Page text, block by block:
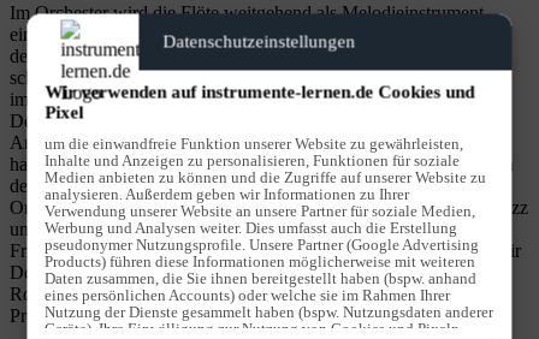
Im Orchester wird die Flöte weitgehend als Melodieinstrument
eingesetzt und stellt hinsichtlich des Tonumfangs, des Klangs und
der Technik eines der beweglichsten Instrumente dar. Es sind
schnelle Tonfolgen und sehr hohe Töne möglich. Diese Töne sind
im Gegensatz zu anderen Instrumenten leichter zu bewältigen.
Dennoch ist beim Querflötenspiel vollste Konzentration gefordert.
Ansatz, Stütze, Dynamik und Anblaswinkel müssen zusammen
harmonieren, um präzise die richtigen Töne erklingen zu lassen. In
der heutigen Zeit ist die Querflöte ein bedeutsames Solo- und
Orchesterinstrument und wird auch immer häufiger in Richtung Jazz
und Rock eingesetzt. Der Querflötenunterricht bei „Stiegler &
Friends“ fördert gezielt Dein musikalisches Potenzial und bahnt Dir
Deinen Weg in das klassische Ensemble oder die moderne
Rockband. Vereinbare jetzt Deinen Termin zur kostenfreien
Probestunde. Wir freuen uns auf Dich!
Datenschutzeinstellungen
Wir verwenden auf instrumente-lernen.de Cookies und
Pixel
um die einwandfreie Funktion unserer Website zu gewährleisten,
Inhalte und Anzeigen zu personalisieren, Funktionen für soziale
Medien anbieten zu können und die Zugriffe auf unserer Website zu
analysieren. Außerdem geben wir Informationen zu Ihrer
Verwendung unserer Website an unsere Partner für soziale Medien,
Werbung und Analysen weiter. Dies umfasst auch die Erstellung
pseudonymer Nutzungsprofile. Unsere Partner (Google Advertising
Products) führen diese Informationen möglicherweise mit weiteren
Daten zusammen, die Sie ihnen bereitgestellt haben (bspw. anhand
eines persönlichen Accounts) oder welche sie im Rahmen Ihrer
Nutzung der Dienste gesammelt haben (bspw. Nutzungsdaten anderer
Geräte). Ihre Einwilligung zur Nutzung von Cookies und Pixeln